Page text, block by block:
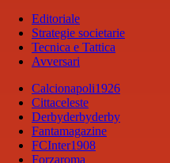
Editoriale
Strategie societarie
Tecnica e Tattica
Avversari
Calcionapoli1926
Cittaceleste
Derbyderbyderby
Fantamagazine
FCInter1908
Forzaroma